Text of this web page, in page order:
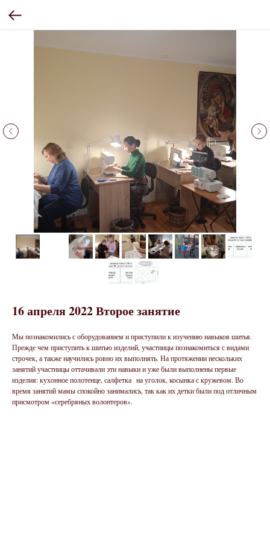
16 апреля 2022 Второе занятие
Мы познакомились с оборудованием и приступили к изучению навыков шитья.
Прежде чем приступить к шитью изделий, участницы познакомиться с видами
строчек, а также научились ровно их выполнять. На протяжении нескольких
занятий участницы оттачивали эти навыки и уже были выполнены первые
изделия: кухонное полотенце, салфетка на уголок, косынка с кружевом. Во
время занятий мамы спокойно занимались, так как их детки были под отличным
присмотром «серебряных волонтеров».